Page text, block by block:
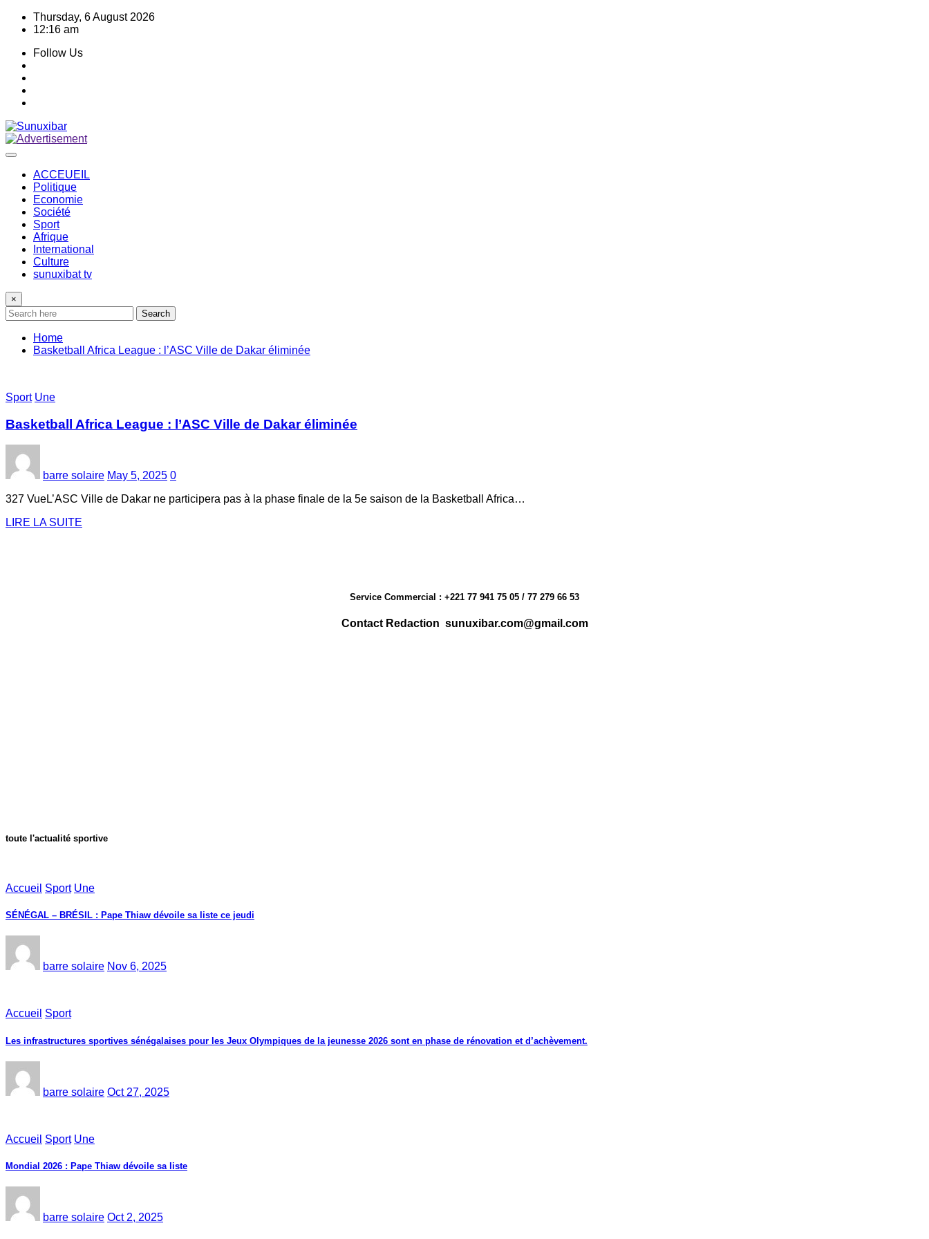
Skip
Thursday, 6 August 2026
12:16 am
Follow Us
ACCEUEIL
Politique
Economie
Société
Sport
Afrique
International
Culture
sunuxibat tv
×
Search
Home
Basketball Africa League : l’ASC Ville de Dakar éliminée
Sport Une
Basketball Africa League : l’ASC Ville de Dakar éliminée
barre solaire May 5, 2025 0
327 VueL’ASC Ville de Dakar ne participera pas à la phase finale de la 5e saison de la Basketball Africa…
LIRE LA SUITE
Service Commercial : +221 77 941 75 05 / 77 279 66 53
Contact Redaction sunuxibar.com@gmail.com
toute l'actualité sportive
Accueil Sport Une
SÉNÉGAL – BRÉSIL : Pape Thiaw dévoile sa liste ce jeudi
barre solaire Nov 6, 2025
Accueil Sport
Les infrastructures sportives sénégalaises pour les Jeux Olympiques de la jeunesse 2026 sont en phase de rénovation et d’achèvement.
barre solaire Oct 27, 2025
Accueil Sport Une
Mondial 2026 : Pape Thiaw dévoile sa liste
barre solaire Oct 2, 2025